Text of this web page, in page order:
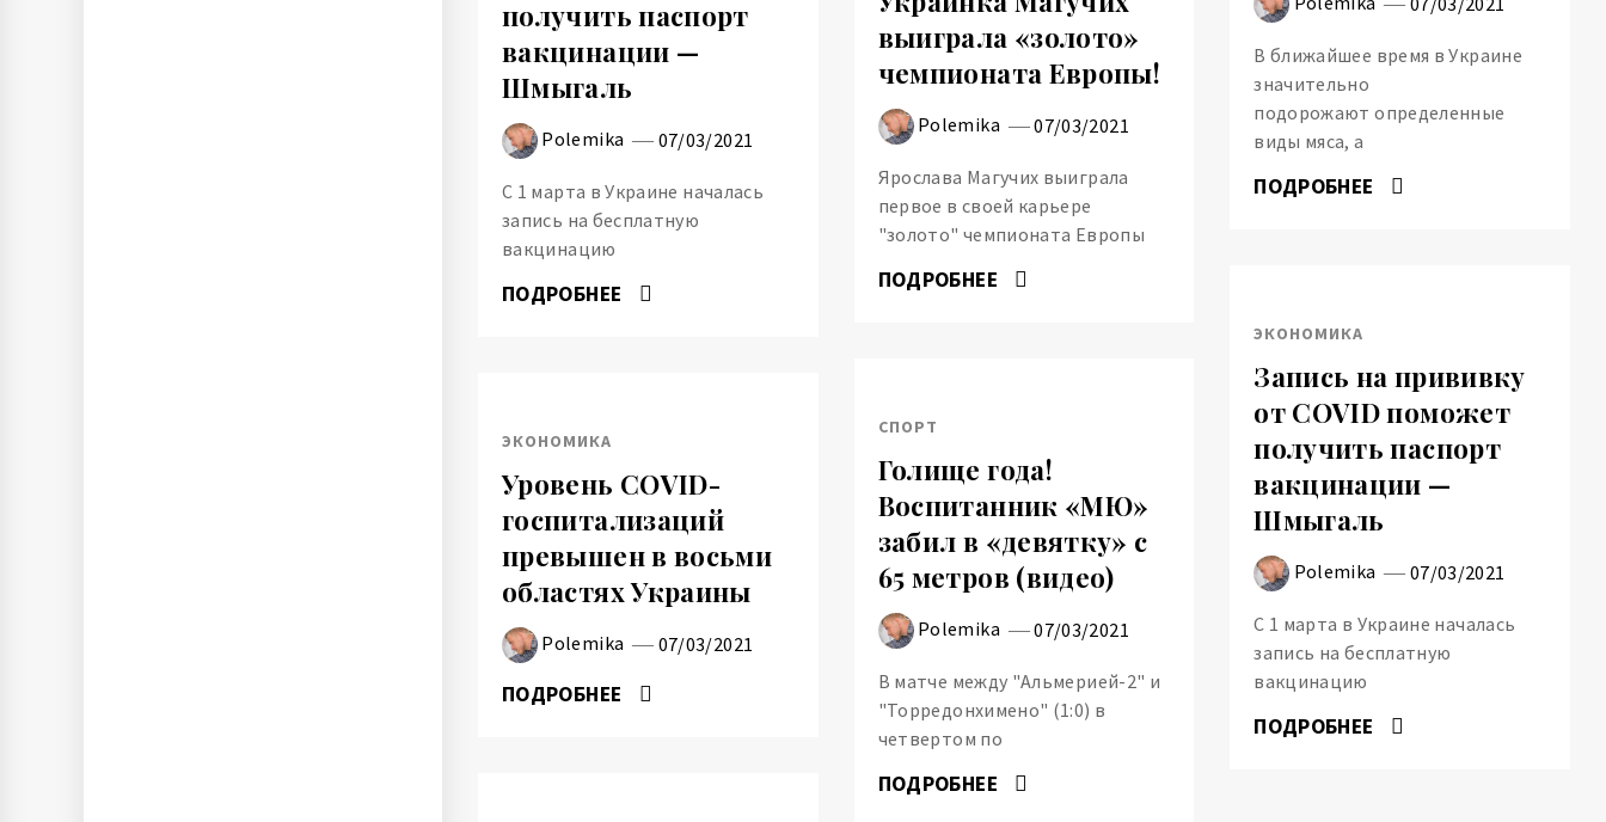
В ближайшее время в Украине
значительно
подорожают определенные
виды мяса, а
ПОДРОБНЕЕ
получить паспорт
вакцинации —
Шмыгаль
Polemika 07/03/2021
С 1 марта в Украине началась
запись на бесплатную
вакцинацию
ПОДРОБНЕЕ
выиграла «золото»
чемпионата Европы!
Polemika 07/03/2021
Ярослава Магучих выиграла
первое в своей карьере
"золото" чемпионата Европы
ПОДРОБНЕЕ
ЭКОНОМИКА
Запись на прививку
от COVID поможет
получить паспорт
вакцинации —
Шмыгаль
Polemika 07/03/2021
С 1 марта в Украине началась
запись на бесплатную
вакцинацию
ПОДРОБНЕЕ
СПОРТ
Голище года!
Воспитанник «МЮ»
забил в «девятку» с
65 метров (видео)
Polemika 07/03/2021
В матче между "Альмерией-2" и
"Торредонхимено" (1:0) в
четвертом по
ПОДРОБНЕЕ
ЭКОНОМИКА
Уровень COVID-
госпитализаций
превышен в восьми
областях Украины
Polemika 07/03/2021
ПОДРОБНЕЕ